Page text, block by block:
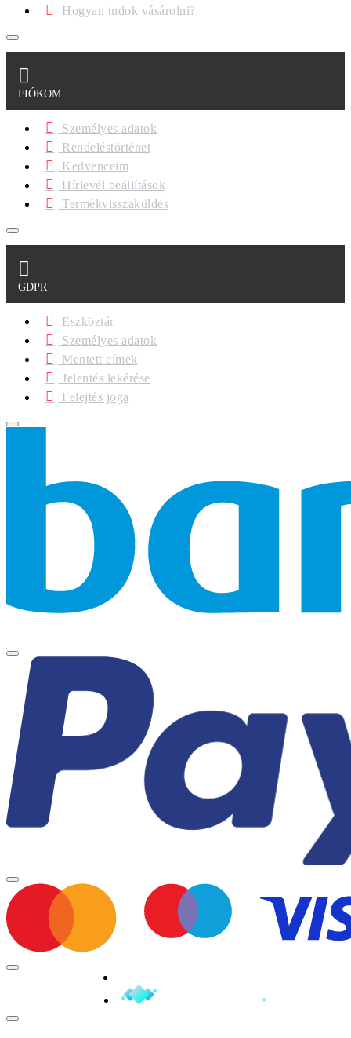
Hogyan tudok vásárolni?
FIÓKOM
Személyes adatok
Rendeléstörténet
Kedvenceim
Hírlevél beállítások
Termékvisszaküldés
GDPR
Eszköztár
Személyes adatok
Mentett címek
Jelentés lekérése
Felejtés joga